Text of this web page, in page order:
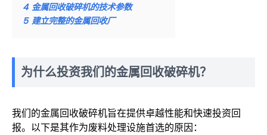
4 金属回收破碎机的技术参数
5 建立完整的金属回收厂
为什么投资我们的金属回收破碎机？
我们的金属回收破碎机旨在提供卓越性能和快速投资回
报。以下是其作为废料处理设施首选的原因：